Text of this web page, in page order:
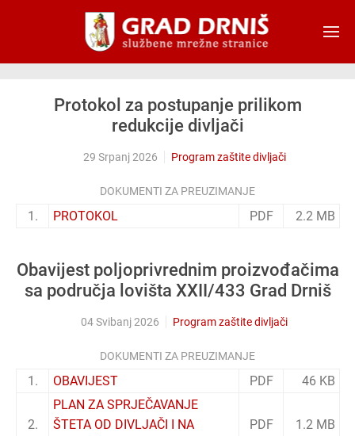
Skip to main content
Protokol za postupanje prilikom
redukcije divljači
29 Srpanj 2026 Program zaštite divljači
DOKUMENTI ZA PREUZIMANJE
1. PROTOKOL PDF 2.2 MB
Obavijest poljoprivrednim proizvođačima
sa područja lovišta XXII/433 Grad Drniš
04 Svibanj 2026 Program zaštite divljači
DOKUMENTI ZA PREUZIMANJE
1. OBAVIJEST PDF 46 KB
2.
PLAN ZA SPRJEČAVANJE
ŠTETA OD DIVLJAČI I NA
PDF 1.2 MB